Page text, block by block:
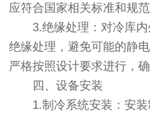
应符合国家相关标准和规范
3.绝缘处理：对冷库内
绝缘处理，避免可能的静
严格按照设计要求进行，
四、设备安装
1.制冷系统安装：安装